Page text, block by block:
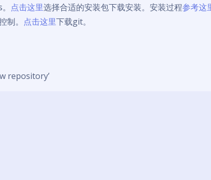
点击这里选择合适的安装包下载安装。安装过程参考这
。 点击这里下载git。
repository’